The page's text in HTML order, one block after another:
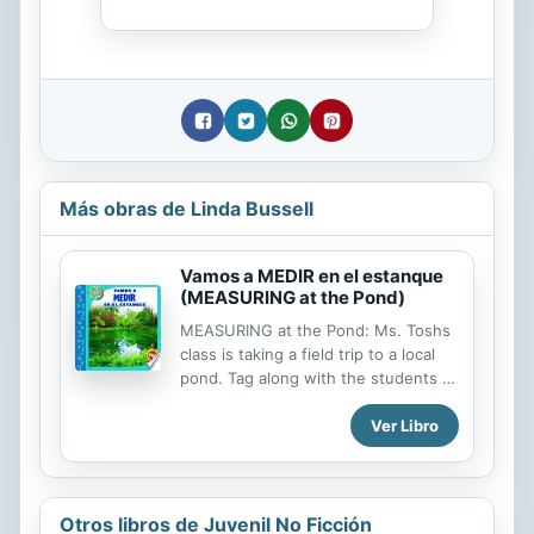
Más obras de Linda Bussell
Vamos a MEDIR en el estanque
(MEASURING at the Pond)
MEASURING at the Pond: Ms. Toshs
class is taking a field trip to a local
pond. Tag along with the students as
they observe and measure the
interesting plants and animals they
Ver Libro
Otros libros de Juvenil No Ficción